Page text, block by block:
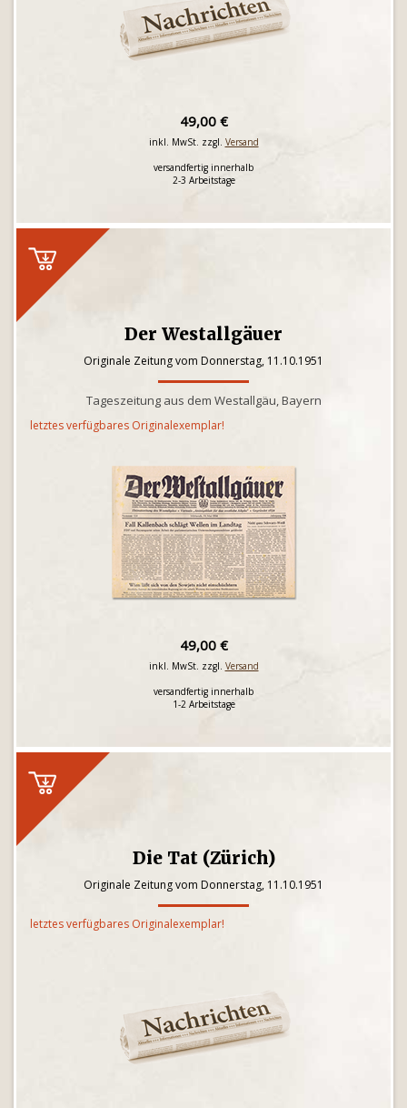
49,00 €
inkl. MwSt. zzgl. Versand
versandfertig innerhalb
2-3 Arbeitstage
Der Westallgäuer
Originale Zeitung vom Donnerstag, 11.10.1951
Tageszeitung aus dem Westallgäu, Bayern
letztes verfügbares Originalexemplar!
49,00 €
inkl. MwSt. zzgl. Versand
versandfertig innerhalb
1-2 Arbeitstage
Die Tat (Zürich)
Originale Zeitung vom Donnerstag, 11.10.1951
letztes verfügbares Originalexemplar!